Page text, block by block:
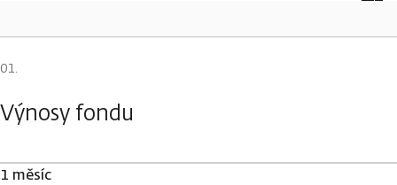
Výnosy fondu
1 měsíc